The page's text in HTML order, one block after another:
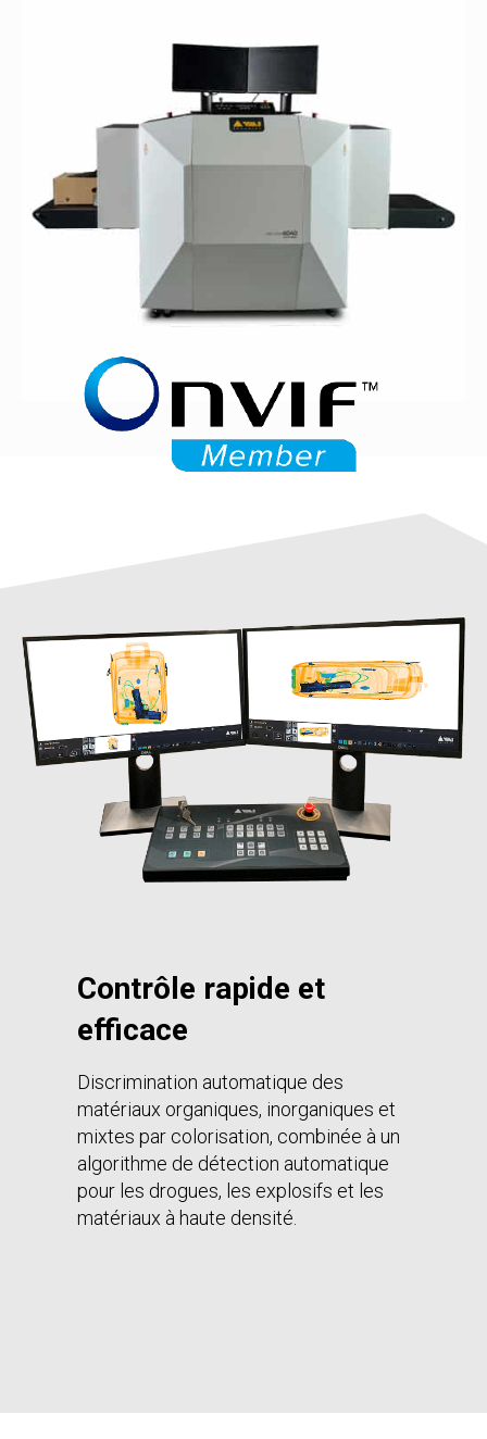
Contrôle rapide et
efficace
Discrimination automatique des
matériaux organiques, inorganiques et
mixtes par colorisation, combinée à un
algorithme de détection automatique
pour les drogues, les explosifs et les
matériaux à haute densité.